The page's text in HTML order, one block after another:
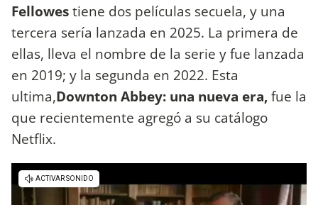
Fellowestiene dos películas secuela, y una
tercera sería lanzada en 2025. La primera de
ellas, lleva el nombre de la serie y fue lanzada
en 2019; y la segunda en 2022. Esta
ultima,Downton Abbey: una nueva era,fue la
que recientemente agregó a su catálogo
Netflix.